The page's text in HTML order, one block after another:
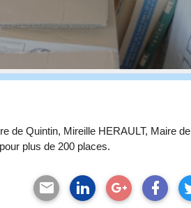
de Quintin, Mireille HERAULT, Maire de
plus de 200 places.